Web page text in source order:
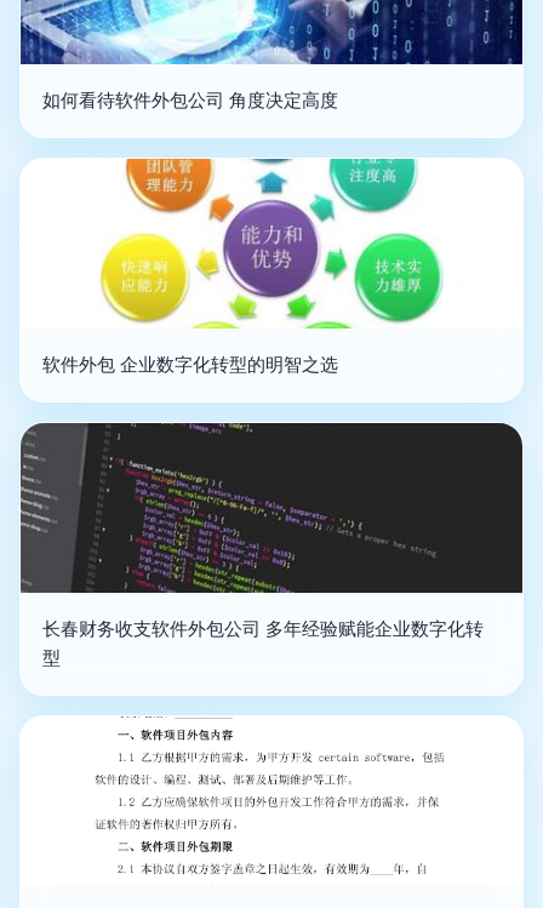
如何看待软件外包公司 角度决定高度
软件外包 企业数字化转型的明智之选
长春财务收支软件外包公司 多年经验赋能企业数字化转
型